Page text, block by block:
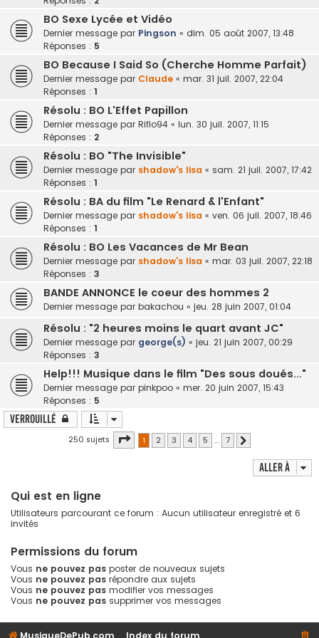
BO Sexe Lycée et Vidéo
Dernier message par Pingson « dim. 05 août 2007, 13:48
Réponses : 5
BO Because I Said So (Cherche Homme Parfait)
Dernier message par Claude « mar. 31 juil. 2007, 22:04
Réponses : 1
Résolu : BO L'Effet Papillon
Dernier message par Riflo94 « lun. 30 juil. 2007, 11:15
Réponses : 2
Résolu : BO "The Invisible"
Dernier message par shadow's lisa « sam. 21 juil. 2007, 17:42
Réponses : 1
Résolu : BA du film "Le Renard & l'Enfant"
Dernier message par shadow's lisa « ven. 06 juil. 2007, 18:46
Réponses : 1
Résolu : BO Les Vacances de Mr Bean
Dernier message par shadow's lisa « mar. 03 juil. 2007, 22:18
Réponses : 3
BANDE ANNONCE le coeur des hommes 2
Dernier message par bakachou « jeu. 28 juin 2007, 01:04
Résolu : "2 heures moins le quart avant JC"
Dernier message par george(s) « jeu. 21 juin 2007, 00:29
Réponses : 3
Help!!! Musique dans le film "Des sous doués..."
Dernier message par pinkpoo « mer. 20 juin 2007, 15:43
Réponses : 5
Verrouillé
250 sujets Page 1sur7
1 2 3 4 5 … 7
Aller à
Qui est en ligne
Utilisateurs parcourant ce forum : Aucun utilisateur enregistré et 6
invités
Permissions du forum
Vous ne pouvez pas poster de nouveaux sujets
Vous ne pouvez pas répondre aux sujets
Vous ne pouvez pas modifier vos messages
Vous ne pouvez pas supprimer vos messages